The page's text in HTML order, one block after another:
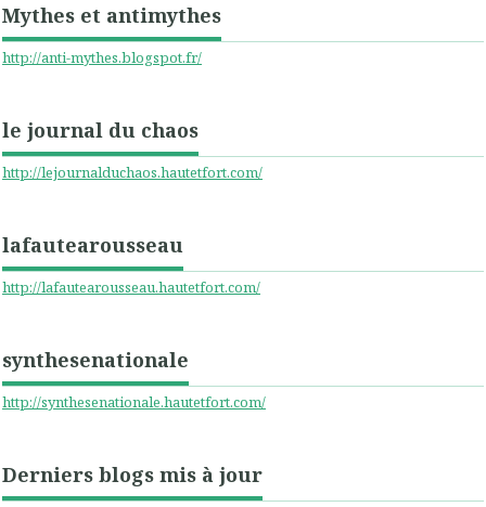
Mythes et antimythes
http://anti-mythes.blogspot.fr/
le journal du chaos
http://lejournalduchaos.hautetfort.com/
lafautearousseau
http://lafautearousseau.hautetfort.com/
synthesenationale
http://synthesenationale.hautetfort.com/
Derniers blogs mis à jour